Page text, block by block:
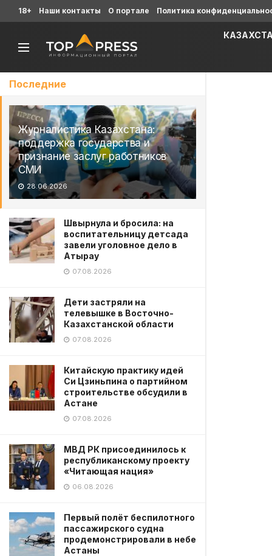
Последние
Журналистика Казахстана:
поддержка государства и
признание заслуг работников
СМИ
28.06.2026
Швырнула и бросила: на
воспитательницу детсада
завели уголовное дело в
Атырау
07.08.2026
Дети застряли на
телевышке в Восточно-
Казахстанской области
07.08.2026
Китайскую практику идей
Си Цзиньпина о партийном
строительстве обсудили в
Астане
07.08.2026
МВД РК присоединилось к
республиканскому проекту
«Читающая нация»
06.08.2026
Первый полёт беспилотного
пассажирского судна
продемонстрировали в небе
Астаны
18+ Наши контакты О портале Политика